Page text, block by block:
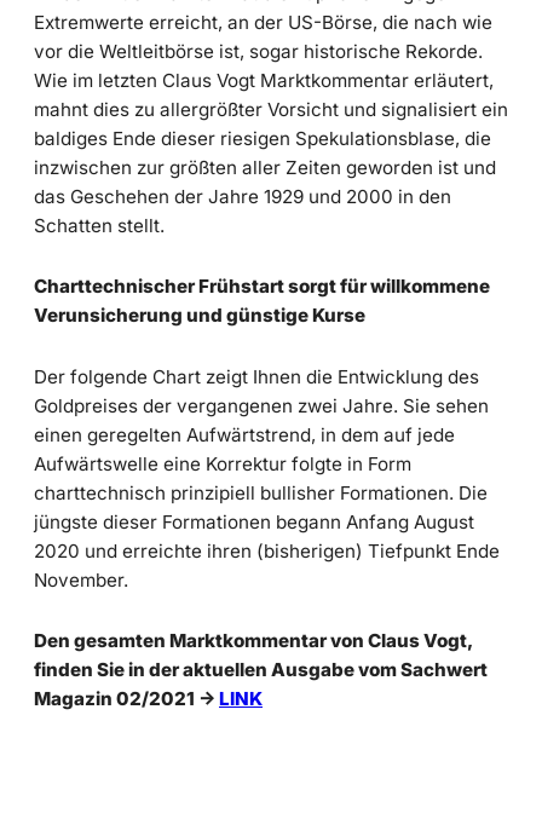
Extremwerte erreicht, an der US-Börse, die nach wie
vor die Weltleitbörse ist, sogar historische Rekorde.
Wie im letzten Claus Vogt Marktkommentar erläutert,
mahnt dies zu allergrößter Vorsicht und signalisiert ein
baldiges Ende dieser riesigen Spekulationsblase, die
inzwischen zur größten aller Zeiten geworden ist und
das Geschehen der Jahre 1929 und 2000 in den
Schatten stellt.
Charttechnischer Frühstart sorgt für willkommene
Verunsicherung und günstige Kurse
Der folgende Chart zeigt Ihnen die Entwicklung des
Goldpreises der vergangenen zwei Jahre. Sie sehen
einen geregelten Aufwärtstrend, in dem auf jede
Aufwärtswelle eine Korrektur folgte in Form
charttechnisch prinzipiell bullisher Formationen. Die
jüngste dieser Formationen begann Anfang August
2020 und erreichte ihren (bisherigen) Tiefpunkt Ende
November.
Den gesamten Marktkommentar von Claus Vogt,
finden Sie in der aktuellen Ausgabe vom Sachwert
Magazin 02/2021 -> LINK